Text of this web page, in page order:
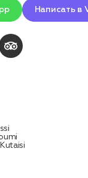
Написать в
автомобиль